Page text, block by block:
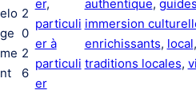
elo
ge
me
nt
2
0
2
6
er
particuli
er à
particuli
er
authentique,
immersion
enrichissants, local,
traditions locales,